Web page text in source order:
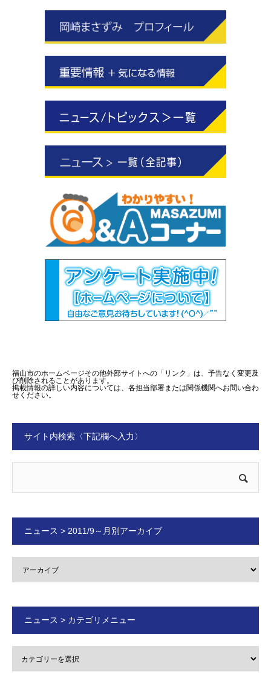
福山市のホームページその他外部サイトへの「リンク」は、予告なく変更及
び削除されることがあります。
掲載情報の詳しい内容については、各担当部署または関係機関へお問い合わ
せください。
サイト内検索〈下記欄へ入力〉
ニュース > 2011/9～月別アーカイブ
ニュース > カテゴリメニュー